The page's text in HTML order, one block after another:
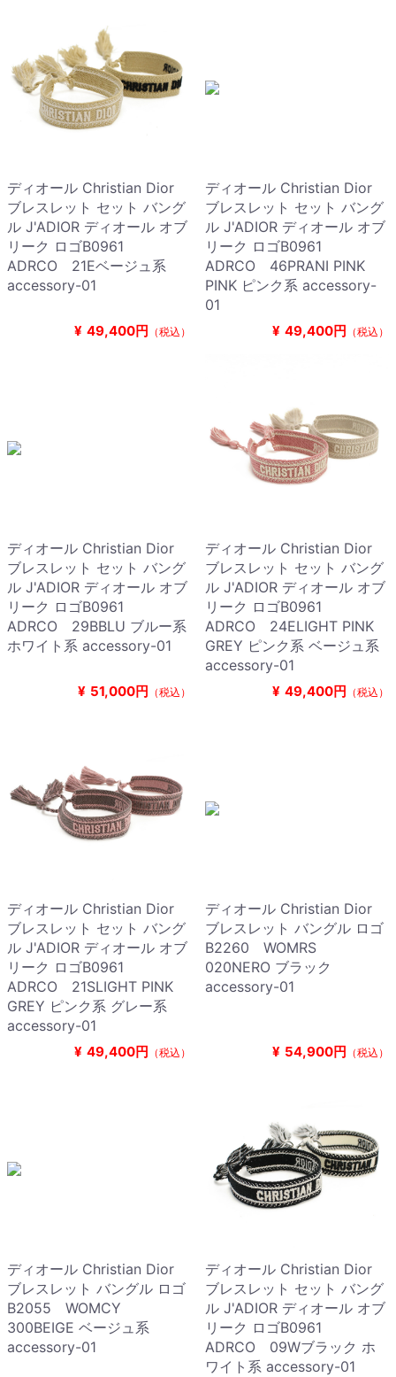
ディオール Christian Dior
ブレスレット セット バング
ル J'ADIOR ディオール オブ
リーク ロゴB0961
ADRCO 21Eベージュ系
accessory-01
¥ 49,400円 （税込）
ディオール Christian Dior
ブレスレット セット バング
ル J'ADIOR ディオール オブ
リーク ロゴB0961
ADRCO 46PRANI PINK
PINK ピンク系 accessory-
01
¥ 49,400円 （税込）
ディオール Christian Dior
ブレスレット セット バング
ル J'ADIOR ディオール オブ
リーク ロゴB0961
ADRCO 29BBLU ブルー系
ホワイト系 accessory-01
¥ 51,000円 （税込）
ディオール Christian Dior
ブレスレット セット バング
ル J'ADIOR ディオール オブ
リーク ロゴB0961
ADRCO 24ELIGHT PINK
GREY ピンク系 ベージュ系
accessory-01
¥ 49,400円 （税込）
ディオール Christian Dior
ブレスレット セット バング
ル J'ADIOR ディオール オブ
リーク ロゴB0961
ADRCO 21SLIGHT PINK
GREY ピンク系 グレー系
accessory-01
¥ 49,400円 （税込）
ディオール Christian Dior
ブレスレット バングル ロゴ
B2260 WOMRS
020NERO ブラック
accessory-01
¥ 54,900円 （税込）
ディオール Christian Dior
ブレスレット バングル ロゴ
B2055 WOMCY
300BEIGE ベージュ系
accessory-01
ディオール Christian Dior
ブレスレット セット バング
ル J'ADIOR ディオール オブ
リーク ロゴB0961
ADRCO 09Wブラック ホ
ワイト系 accessory-01